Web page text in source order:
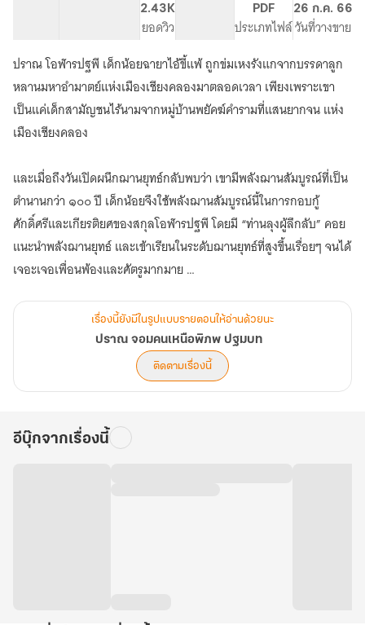
(81-
100)
พิภพ
ปฐม
บท
2.43K
ยอดวิว
PDF
ประเภทไฟล์
26 ก.ค. 66
วันที่วางขาย
ปราณ โอฬารปฐพี เด็กน้อยฉายาไอ้ขี้แพ้ ถูกข่มเหงรังแกจากบรรดาลูก
หลานมหาอำมาตย์แห่งเมืองเชียงคลองมาตลอดเวลา เพียงเพราะเขา
เป็นแค่เด็กสามัญชนไร้นามจากหมู่บ้านพยัคฆ์คำรามที่แสนยากจน แห่ง
เมืองเชียงคลอง
และเมื่อถึงวันเปิดผนึกฌานยุทธ์กลับพบว่า เขามีพลังฌานสัมบูรณ์ที่เป็น
ตำนานกว่า ๑๐๐ ปี เด็กน้อยจึงใช้พลังฌานสัมบูรณ์นี้ในการกอบกู้
ศักดิ์ศรีและเกียรติยศของสกุลโอฬารปฐพี โดยมี “ท่านลุงผู้ลึกลับ” คอย
แนะนำพลังฌานยุทธ์ และเข้าเรียนในระดับฌานยุทธ์ที่สูงขึ้นเรื่อยๆ จนได้
เจอะเจอเพื่อนพ้องและศัตรูมากมาย
นักฌานยุทธ์ที่มีพลังฌานแก่กล้าพอ ล้วนยินดีและเต็มใจเป็นสมาชิกของ
สมาพันธ์ภูตฌานวิญญาณยุทธ์เพื่อก้าวสู่จุดสูงสุด แต่เมื่อพบว่า การ
รวบรวมนักฌานยุทธ์ทั่วหล้าของสมาพันธ์ฯ นั้น แท้จริงแล้วเพื่อหวัง
ทำลายอาณาจักรที่ยิ่งใหญ่ ทั้งสาม ได้แก่ อาณาจักรลัวร์ อาณาจักรเมอ
เดียว
เรื่องนี้ยังมีในรูปแบบรายตอนให้อ่านด้วยนะ
ปราณ จอมคนเหนือพิภพ ปฐมบท
ติดตามเรื่องนี้
อีบุ๊กจากเรื่องนี้